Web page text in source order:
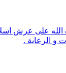
و الرعاية .